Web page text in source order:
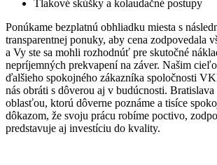
Tlakové skúšky a kolaudačné postupy
Ponúkame bezplatnú obhliadku miesta s
transparentnej ponuky, aby cena zodpovedala
a Vy ste sa mohli rozhodnúť pre skutočné
nepríjemných prekvapení na záver. Našim
ďalšieho spokojného zákazníka spoločnosti
nás obráti s dôverou aj v budúcnosti.
oblasťou, ktorú dôverne poznáme a tisíce
dôkazom, že svoju prácu robíme poctivo,
predstavuje aj investíciu do kvality.